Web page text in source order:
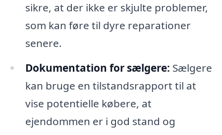
sikre, at der ikke er skjulte problemer,
som kan føre til dyre reparationer
senere.
Dokumentation for sælgere: Sælgere
kan bruge en tilstandsrapport til at
vise potentielle købere, at
ejendommen er i god stand og